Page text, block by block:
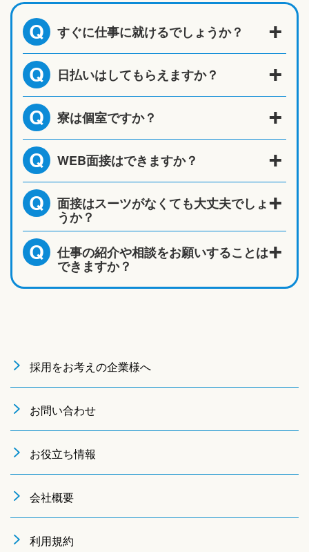
Q すぐに仕事に就けるでしょうか？
Q 日払いはしてもらえますか？
Q 寮は個室ですか？
Q WEB面接はできますか？
Q 面接はスーツがなくても大丈夫でしょ
うか？
Q 仕事の紹介や相談をお願いすることは
できますか？
採用をお考えの企業様へ
お問い合わせ
お役立ち情報
会社概要
利用規約